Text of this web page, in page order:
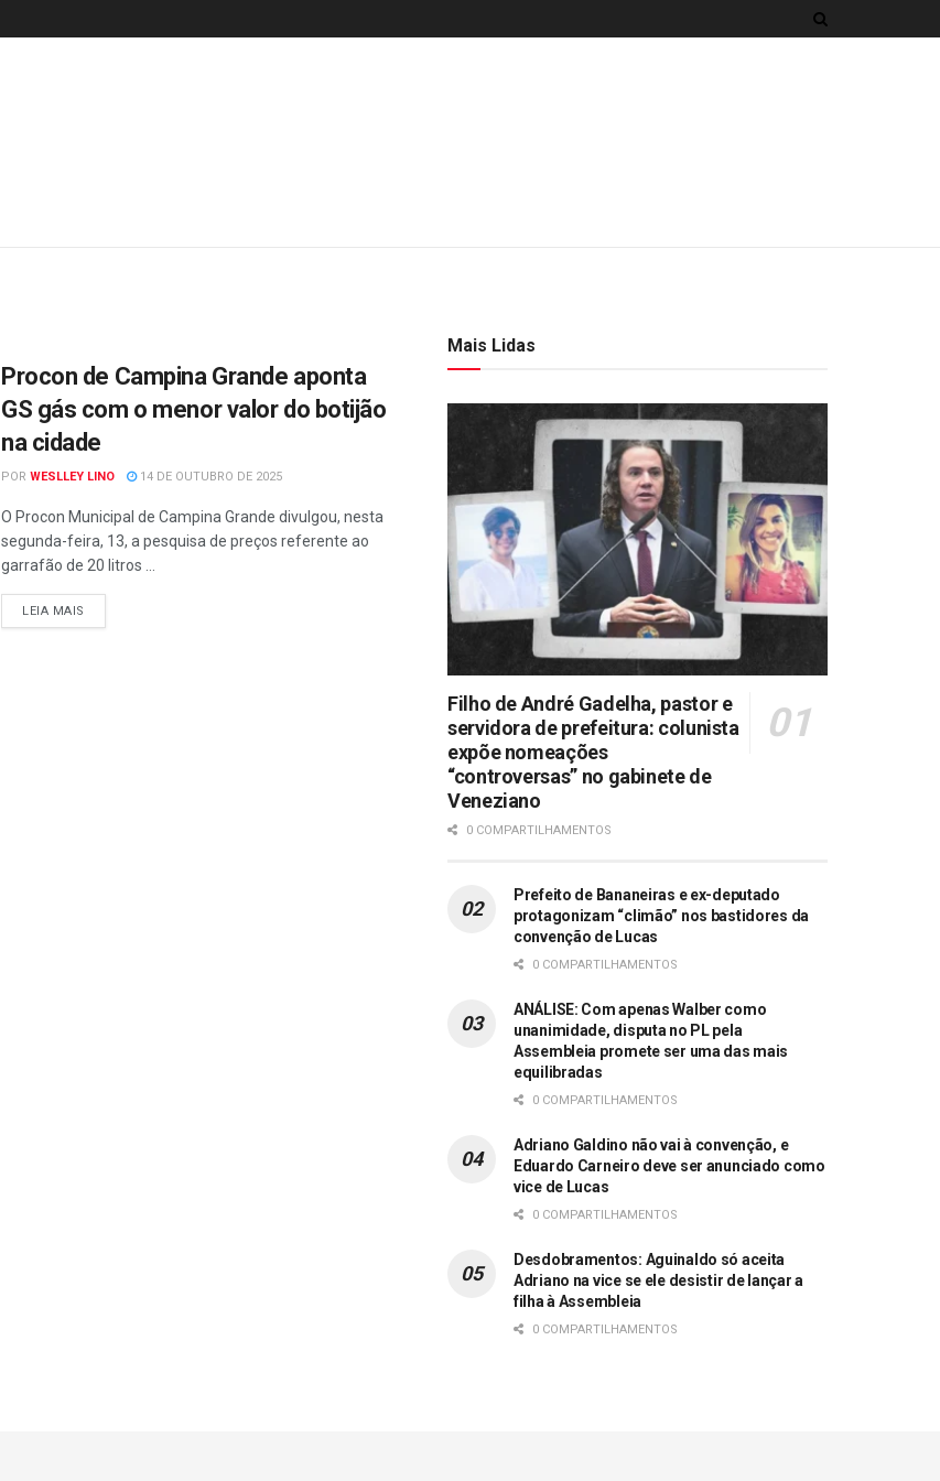
Procon de Campina Grande aponta
GS gás com o menor valor do botijão
na cidade
POR WESLLEY LINO 14 DE OUTUBRO DE 2025
O Procon Municipal de Campina Grande divulgou, nesta
segunda-feira, 13, a pesquisa de preços referente ao
garrafão de 20 litros ...
LEIA MAIS
Mais Lidas
Filho de André Gadelha, pastor e
servidora de prefeitura: colunista
expõe nomeações
“controversas” no gabinete de
Veneziano
0 COMPARTILHAMENTOS
Prefeito de Bananeiras e ex-deputado
protagonizam “climão” nos bastidores da
convenção de Lucas
0 COMPARTILHAMENTOS
ANÁLISE: Com apenas Walber como
unanimidade, disputa no PL pela
Assembleia promete ser uma das mais
equilibradas
0 COMPARTILHAMENTOS
Adriano Galdino não vai à convenção, e
Eduardo Carneiro deve ser anunciado como
vice de Lucas
0 COMPARTILHAMENTOS
Desdobramentos: Aguinaldo só aceita
Adriano na vice se ele desistir de lançar a
filha à Assembleia
0 COMPARTILHAMENTOS